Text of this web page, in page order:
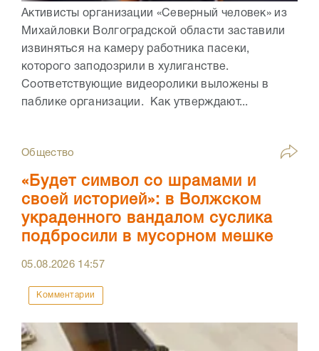
Активисты организации «Северный человек» из
Михайловки Волгоградской области заставили
извиняться на камеру работника пасеки,
которого заподозрили в хулиганстве.
Соответствующие видеоролики выложены в
паблике организации. Как утверждают...
Общество
«Будет символ со шрамами и
своей историей»: в Волжском
украденного вандалом суслика
подбросили в мусорном мешке
05.08.2026 14:57
Комментарии